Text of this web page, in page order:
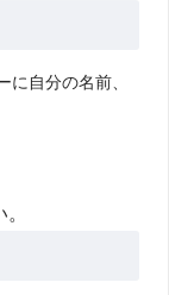
自分の名前、